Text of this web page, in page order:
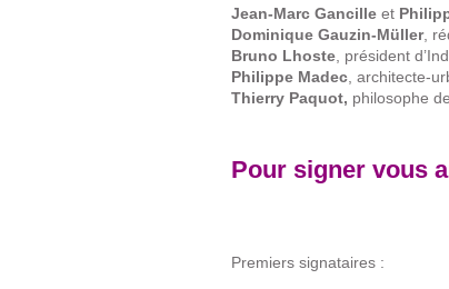
Jean-Marc Gancille et
Dominique Gauzin-Müller,
Bruno Lhoste , président
Philippe Madec , architecte-
Thierry Paquot, philosophe
Pour signer vous
Premiers signataires :